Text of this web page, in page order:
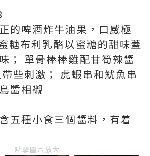
的啤酒炸牛油果，口感極
糖布利乳酪以蜜糖的甜味蓋
； 單骨棒棒雞配甘筍辣醬
些刺激； 虎蝦串和魷魚串
醬相襯
五種小食三個醬料，有着
點擊圖片放大